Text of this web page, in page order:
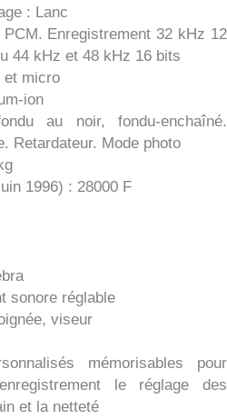
: Lanc
Enregistrement 32 kHz 12
44 kHz et 48 kHz 16 bits
et micro
ion
au noir, fondu-enchaîné.
Retardateur. Mode photo
1996) : 28000 F
sonore réglable
viseur
mémorisables pour
le réglage des
et la netteté